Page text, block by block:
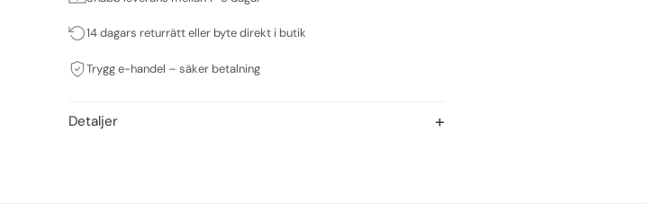
14 dagars returrätt eller byte direkt i butik
Trygg e-handel – säker betalning
Detaljer